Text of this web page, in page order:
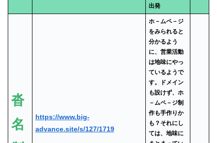
出発
沓
名
https://www.big-
advance.site/s/127/1719
ホ－ムペ－ジ
をみられると
分かるよう
に、営業活動
は地味にやっ
ているようで
す。ドメイン
も設けず、ホ
－ムペ－ジ制
作も手作りか
も？それにし
ては、地味に